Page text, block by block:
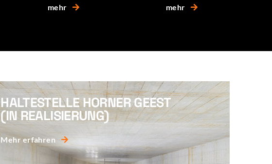
mehr mehr
HALTESTELLE HORNER GEEST
(IN REALISIERUNG)
Mehr erfahren